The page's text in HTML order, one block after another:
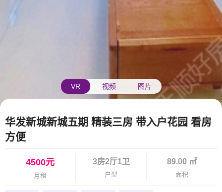
VR 视频 图片
华发新城新城五期 精装三房 带入户花园 看房
方便
4500元
月租
3房2厅1卫
户型
89.00 ㎡
面积